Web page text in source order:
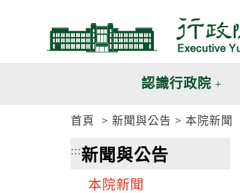
認識行政院
首頁 新聞與公告 本院新聞
:::新聞與公告
本院新聞